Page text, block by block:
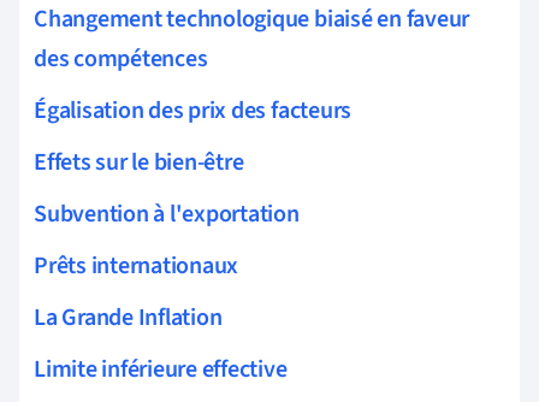
Changement technologique biaisé en faveur
des compétences
Égalisation des prix des facteurs
Effets sur le bien-être
Subvention à l'exportation
Prêts internationaux
La Grande Inflation
Limite inférieure effective